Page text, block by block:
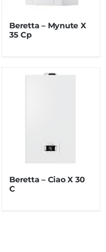
Beretta – Mynute X
35 Cp
Beretta – Ciao X 30
C